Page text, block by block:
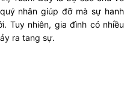
nhân giúp đỡ mà sự hanh
Tuy nhiên, gia đình có nhiều
ra tang sự.